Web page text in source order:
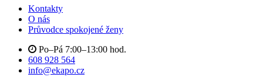
Kontakty
O nás
Průvodce spokojené ženy
Po–Pá 7:00–13:00 hod.
608 928 564
info@ekapo.cz